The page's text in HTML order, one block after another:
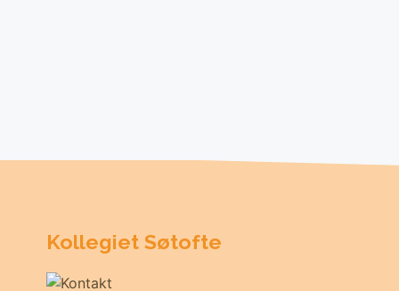
Kollegiet Søtofte